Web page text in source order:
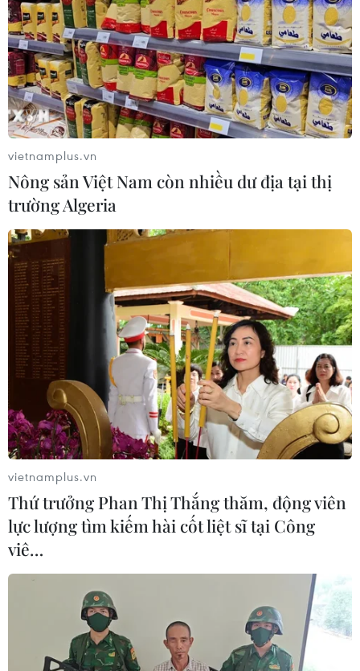
TIN CÙNG CHUYÊN MỤC
Iceland trước cuộc trưng cầu ý dân
về nối lại đàm phán gia nhập EU
08/08/2026 07:54
Italy bác tối hậu thư của Tây Ban Nha
về kiểm soát biên giới
08/08/2026 07:27
vietnamplus.vn
Nông sản Việt Nam còn nhiều dư địa tại thị
trường Algeria
vietnamplus.vn
Thứ trưởng Phan Thị Thắng thăm, động viên
lực lượng tìm kiếm hài cốt liệt sĩ tại Công
viê…